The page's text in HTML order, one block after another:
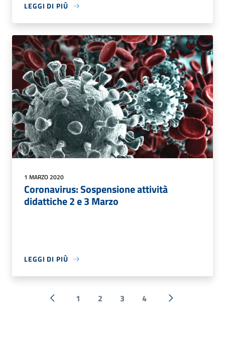
LEGGI DI PIÙ
1 MARZO 2020
Coronavirus: Sospensione attività
didattiche 2 e 3 Marzo
LEGGI DI PIÙ
« Precedente
1 2 3 4 Successiva »